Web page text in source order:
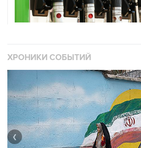
ХРОНИКИ СОБЫТИЙ
❮